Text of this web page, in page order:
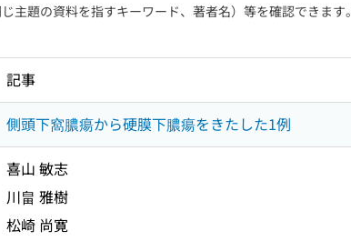
主題の資料を指すキーワード、著者名）等を確認できます。
記事
側頭下窩膿瘍から硬膜下膿瘍をきたした1例
喜山 敏志
川畠 雅樹
松崎 尚寛